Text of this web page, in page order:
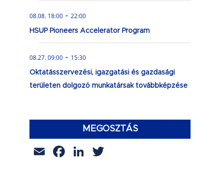
08.08. 18:00 - 22:00
HSUP Pioneers Accelerator Program
08.27. 09:00 - 15:30
Oktatásszervezési, igazgatási és gazdasági
területen dolgozó munkatársak továbbképzése
MEGOSZTÁS
EmailFacebook
LinkedIn